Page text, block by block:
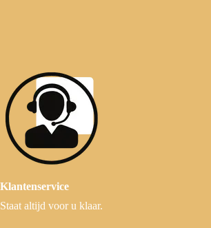
Klantenservice
Staat altijd voor u klaar.